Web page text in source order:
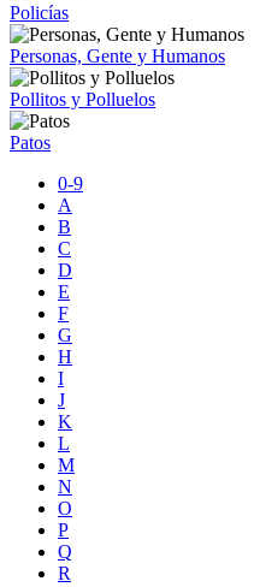
Policías
Personas, Gente y Humanos
Pollitos y Polluelos
Patos
0-9
A
B
C
D
E
F
G
H
I
J
K
L
M
N
O
P
Q
R